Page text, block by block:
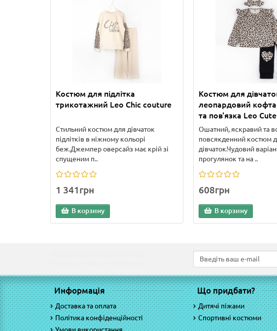
Костюм для підлітка
трикотажний Leo Chic couture
Стильний костюм для дівчаток
підлітків в ніжному кольорі
беж.Джемпер оверсайз має крій зі
спущеним п..
1 341грн
В корзину
Костюм для
леопардовий
та пов'язка Leo
Ошатний, яскравий та
повсякденний костюм
дівчаток.Чудовий
прогулянок та на ..
608грн
В корзину
Информація
Доставка та оплата
Політика конфіденційності
Що придбати?
Дитячі піжами
Спортивні костюми